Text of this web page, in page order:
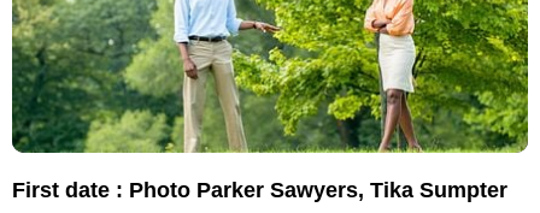
First date : Photo Parker Sawyers, Tika Sumpter